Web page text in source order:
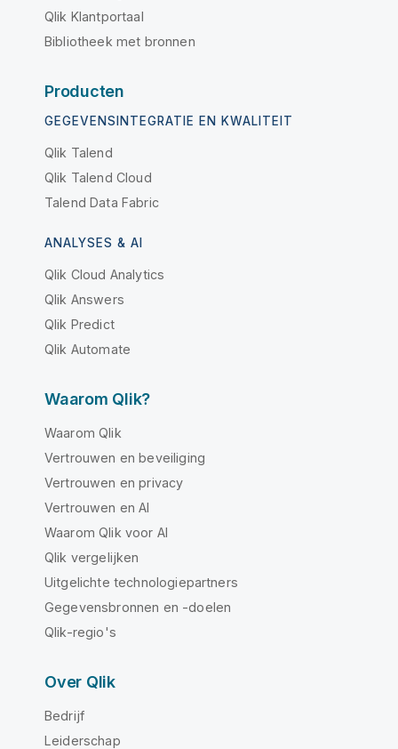
Qlik Klantportaal
Bibliotheek met bronnen
Producten
GEGEVENSINTEGRATIE EN KWALITEIT
Qlik Talend
Qlik Talend Cloud
Talend Data Fabric
ANALYSES & AI
Qlik Cloud Analytics
Qlik Answers
Qlik Predict
Qlik Automate
Waarom Qlik?
Waarom Qlik
Vertrouwen en beveiliging
Vertrouwen en privacy
Vertrouwen en AI
Waarom Qlik voor AI
Qlik vergelijken
Uitgelichte technologiepartners
Gegevensbronnen en -doelen
Qlik-regio's
Over Qlik
Bedrijf
Leiderschap